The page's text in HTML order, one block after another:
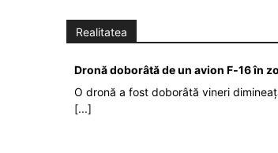
Realitatea
Dronă doborâtă de un avion F‑16 în
O dronă a fost doborâtă vineri
[...]